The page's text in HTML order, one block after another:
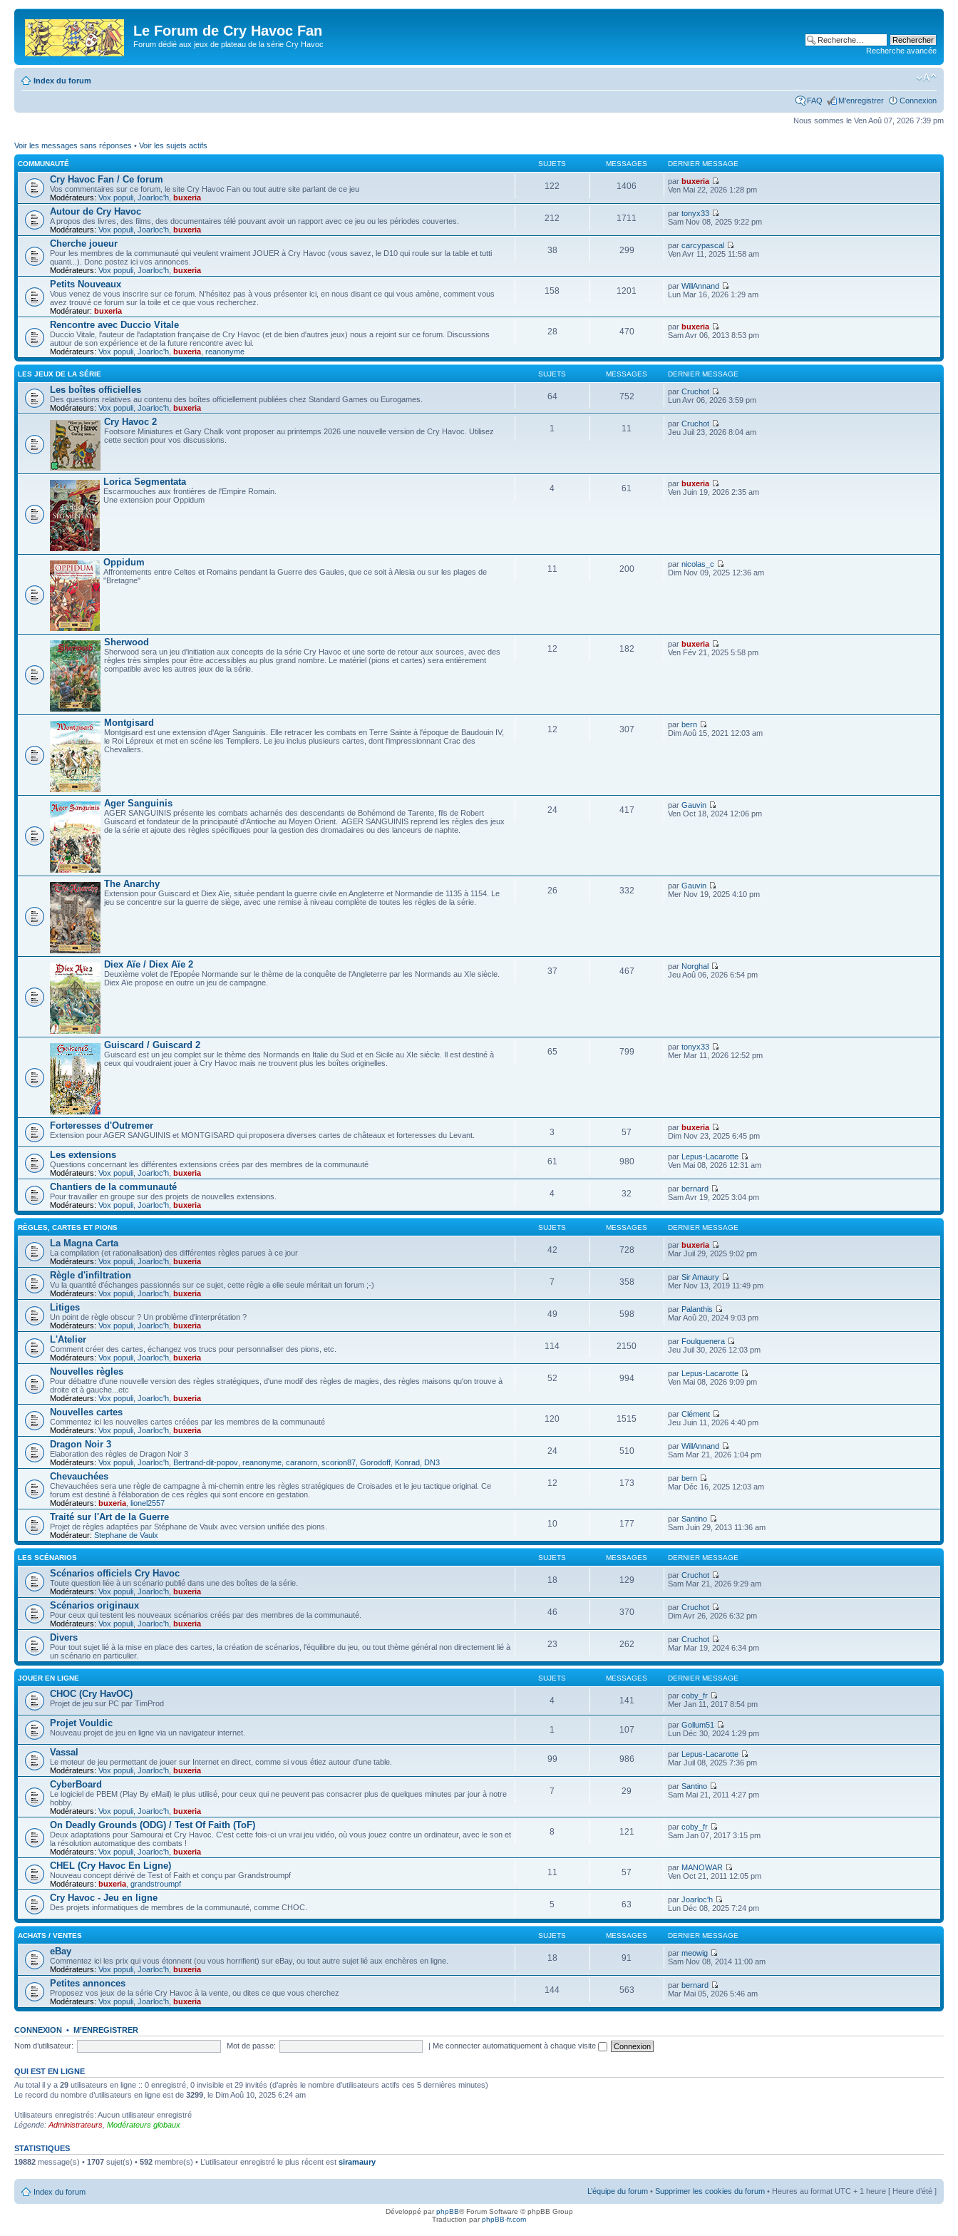
Le Forum de Cry Havoc Fan
Forum dédié aux jeux de plateau de la série Cry Havoc
Recherche avancée
Index du forum
FAQ M’enregistrer Connexion
Nous sommes le Ven Aoû 07, 2026 7:39 pm
Voir les messages sans réponses • Voir les sujets actifs
COMMUNAUTÉ SUJETS MESSAGES DERNIER MESSAGE
Cry Havoc Fan / Ce forum
Vos commentaires sur ce forum, le site Cry Havoc Fan ou tout autre site parlant de ce jeu
Modérateurs: Vox populi Joarloc'h buxeria
122 1406 parbuxeria
Ven Mai 22, 2026 1:28 pm
Autour de Cry Havoc
A propos des livres, des films, des documentaires télé pouvant avoir un rapport avec ce jeu ou les périodes couvertes.
Modérateurs: Vox populi Joarloc'h buxeria
212 1711 partonyx33
Sam Nov 08, 2025 9:22 pm
Cherche joueur
Pour les membres de la communauté qui veulent vraiment JOUER à Cry Havoc (vous savez, le D10 qui roule sur la table et tutti
quanti...). Donc postez ici vos annonces.
Modérateurs: Vox populi Joarloc'h buxeria
38 299 parcarcypascal
Ven Avr 11, 2025 11:58 am
Petits Nouveaux
Vous venez de vous inscrire sur ce forum. N'hésitez pas à vous présenter ici, en nous disant ce qui vous amène, comment vous
avez trouvé ce forum sur la toile et ce que vous recherchez.
Modérateur: buxeria
158 1201 parWillAnnand
Lun Mar 16, 2026 1:29 am
Rencontre avec Duccio Vitale
Duccio Vitale, l'auteur de l'adaptation française de Cry Havoc (et de bien d'autres jeux) nous a rejoint sur ce forum. Discussions
autour de son expérience et de la future rencontre avec lui.
Modérateurs: Vox populi Joarloc'h buxeria reanonyme
28 470 parbuxeria
Sam Avr 06, 2013 8:53 pm
LES JEUX DE LA SÉRIE SUJETS MESSAGES DERNIER MESSAGE
Les boîtes officielles
Des questions relatives au contenu des boîtes officiellement publiées chez Standard Games ou Eurogames.
Modérateurs: Vox populi Joarloc'h buxeria
64 752 parCruchot
Lun Avr 06, 2026 3:59 pm
Cry Havoc 2
Footsore Miniatures et Gary Chalk vont proposer au printemps 2026 une nouvelle version de Cry Havoc. Utilisez
cette section pour vos discussions.
1 11 parCruchot
Jeu Juil 23, 2026 8:04 am
Lorica Segmentata
Escarmouches aux frontières de l'Empire Romain.
Une extension pour Oppidum
4 61 parbuxeria
Ven Juin 19, 2026 2:35 am
Oppidum
Affrontements entre Celtes et Romains pendant la Guerre des Gaules, que ce soit à Alesia ou sur les plages de
"Bretagne"
11 200 parnicolas_c
Dim Nov 09, 2025 12:36 am
Sherwood
Sherwood sera un jeu d'initiation aux concepts de la série Cry Havoc et une sorte de retour aux sources, avec des
règles très simples pour être accessibles au plus grand nombre. Le matériel (pions et cartes) sera entièrement
compatible avec les autres jeux de la série.
12 182 parbuxeria
Ven Fév 21, 2025 5:58 pm
Montgisard
Montgisard est une extension d'Ager Sanguinis. Elle retracer les combats en Terre Sainte à l'époque de Baudouin IV,
le Roi Lépreux et met en scéne les Templiers. Le jeu inclus plusieurs cartes, dont l'impressionnant Crac des
Chevaliers.
12 307 parbern
Dim Aoû 15, 2021 12:03 am
Ager Sanguinis
AGER SANGUINIS présente les combats acharnés des descendants de Bohémond de Tarente, fils de Robert
Guiscard et fondateur de la principauté d'Antioche au Moyen Orient. AGER SANGUINIS reprend les règles des jeux
de la série et ajoute des règles spécifiques pour la gestion des dromadaires ou des lanceurs de naphte.
24 417 parGauvin
Ven Oct 18, 2024 12:06 pm
The Anarchy
Extension pour Guiscard et Diex Aïe, située pendant la guerre civile en Angleterre et Normandie de 1135 à 1154. Le
jeu se concentre sur la guerre de siège, avec une remise à niveau complète de toutes les règles de la série.
26 332 parGauvin
Mer Nov 19, 2025 4:10 pm
Diex Aïe / Diex Aïe 2
Deuxième volet de l'Epopée Normande sur le thème de la conquête de l'Angleterre par les Normands au XIe siècle.
Diex Aïe propose en outre un jeu de campagne.
37 467 par Norghal
Jeu Aoû 06, 2026 6:54 pm
Guiscard / Guiscard 2
Guiscard est un jeu complet sur le thème des Normands en Italie du Sud et en Sicile au XIe siècle. Il est destiné à
ceux qui voudraient jouer à Cry Havoc mais ne trouvent plus les boîtes originelles.
65 799 partonyx33
Mer Mar 11, 2026 12:52 pm
Forteresses d'Outremer
Extension pour AGER SANGUINIS et MONTGISARD qui proposera diverses cartes de châteaux et forteresses du Levant. 3 57 parbuxeria
Dim Nov 23, 2025 6:45 pm
Les extensions
Questions concernant les différentes extensions crées par des membres de la communauté
Modérateurs: Vox populi Joarloc'h buxeria
61 980 par Lepus-Lacarotte
Ven Mai 08, 2026 12:31 am
Chantiers de la communauté
Pour travailler en groupe sur des projets de nouvelles extensions.
Modérateurs: Vox populi Joarloc'h buxeria
4 32 parbernard
Sam Avr 19, 2025 3:04 pm
RÈGLES, CARTES ET PIONS SUJETS MESSAGES DERNIER MESSAGE
La Magna Carta
La compilation (et rationalisation) des différentes règles parues à ce jour
Modérateurs: Vox populi Joarloc'h buxeria
42 728 parbuxeria
Mar Juil 29, 2025 9:02 pm
Règle d'infiltration
Vu la quantité d'échanges passionnés sur ce sujet, cette règle a elle seule méritait un forum ;-)
Modérateurs: Vox populi Joarloc'h buxeria
7 358 parSir Amaury
Mer Nov 13, 2019 11:49 pm
Litiges
Un point de règle obscur ? Un problème d'interprétation ?
Modérateurs: Vox populi Joarloc'h buxeria
49 598 par Palanthis
Mar Aoû 20, 2024 9:03 pm
L'Atelier
Comment créer des cartes, échangez vos trucs pour personnaliser des pions, etc.
Modérateurs: Vox populi Joarloc'h buxeria
114 2150 par Foulquenera
Jeu Juil 30, 2026 12:03 pm
Nouvelles règles
Pour débattre d'une nouvelle version des règles stratégiques, d'une modif des règles de magies, des règles maisons qu'on trouve à
droite et à gauche...etc
Modérateurs: Vox populi Joarloc'h buxeria
52 994 par Lepus-Lacarotte
Ven Mai 08, 2026 9:09 pm
Nouvelles cartes
Commentez ici les nouvelles cartes créées par les membres de la communauté
Modérateurs: Vox populi Joarloc'h buxeria
120 1515 parClément
Jeu Juin 11, 2026 4:40 pm
Dragon Noir 3
Elaboration des règles de Dragon Noir 3
Modérateurs: Vox populi Joarloc'h Bertrand-dit-popov reanonyme caranorn scorion87 Gorodoff Konrad DN3
24 510 parWillAnnand
Sam Mar 21, 2026 1:04 pm
Chevauchées
Chevauchées sera une règle de campagne à mi-chemin entre les règles stratégiques de Croisades et le jeu tactique original. Ce
forum est destiné à l'élaboration de ces règles qui sont encore en gestation.
Modérateurs: buxeria lionel2557
12 173 parbern
Mar Déc 16, 2025 12:03 am
Traité sur l'Art de la Guerre
Projet de règles adaptées par Stéphane de Vaulx avec version unifiée des pions.
Modérateur: Stephane de Vaulx
10 177 parSantino
Sam Juin 29, 2013 11:36 am
LES SCÉNARIOS SUJETS MESSAGES DERNIER MESSAGE
Scénarios officiels Cry Havoc
Toute question liée à un scénario publié dans une des boîtes de la série.
Modérateurs: Vox populi Joarloc'h buxeria
18 129 parCruchot
Sam Mar 21, 2026 9:29 am
Scénarios originaux
Pour ceux qui testent les nouveaux scénarios créés par des membres de la communauté.
Modérateurs: Vox populi Joarloc'h buxeria
46 370 parCruchot
Dim Avr 26, 2026 6:32 pm
Divers
Pour tout sujet lié à la mise en place des cartes, la création de scénarios, l'équilibre du jeu, ou tout thème général non directement lié à
un scénario en particulier.
23 262 parCruchot
Mar Mar 19, 2024 6:34 pm
JOUER EN LIGNE SUJETS MESSAGES DERNIER MESSAGE
CHOC (Cry HavOC)
Projet de jeu sur PC par TimProd 4 141 parcoby_fr
Mer Jan 11, 2017 8:54 pm
Projet Vouldic
Nouveau projet de jeu en ligne via un navigateur internet. 1 107 parGollum51
Lun Déc 30, 2024 1:29 pm
Vassal
Le moteur de jeu permettant de jouer sur Internet en direct, comme si vous étiez autour d'une table.
Modérateurs: Vox populi Joarloc'h buxeria
99 986 par Lepus-Lacarotte
Mar Juil 08, 2025 7:36 pm
CyberBoard
Le logiciel de PBEM (Play By eMail) le plus utilisé, pour ceux qui ne peuvent pas consacrer plus de quelques minutes par jour à notre
hobby.
Modérateurs: Vox populi Joarloc'h buxeria
7 29 parSantino
Sam Mai 21, 2011 4:27 pm
On Deadly Grounds (ODG) / Test Of Faith (ToF)
Deux adaptations pour Samourai et Cry Havoc. C'est cette fois-ci un vrai jeu vidéo, où vous jouez contre un ordinateur, avec le son et
la résolution automatique des combats !
Modérateurs: Vox populi Joarloc'h buxeria
8 121 parcoby_fr
Sam Jan 07, 2017 3:15 pm
CHEL (Cry Havoc En Ligne)
Nouveau concept dérivé de Test of Faith et conçu par Grandstroumpf
Modérateurs: buxeria grandstroumpf
11 57 par MANOWAR
Ven Oct 21, 2011 12:05 pm
Cry Havoc - Jeu en ligne
Des projets informatiques de membres de la communauté, comme CHOC. 5 63 parJoarloc'h
Lun Déc 08, 2025 7:24 pm
ACHATS / VENTES SUJETS MESSAGES DERNIER MESSAGE
eBay
Commentez ici les prix qui vous étonnent (ou vous horrifient) sur eBay, ou tout autre sujet lié aux enchères en ligne.
Modérateurs: Vox populi Joarloc'h buxeria
18 91 parmeowig
Sam Nov 08, 2014 11:00 am
Petites annonces
Proposez vos jeux de la série Cry Havoc à la vente, ou dites ce que vous cherchez
Modérateurs: Vox populi Joarloc'h buxeria
144 563 parbernard
Mar Mai 05, 2026 5:46 am
CONNEXION • M’ENREGISTRER
Nom d’utilisateur:
Mot de passe: | Me connecter automatiquement à chaque visite
QUI EST EN LIGNE
Au total il y a 29 utilisateurs en ligne :: 0 enregistré, 0 invisible et 29 invités (d’après le nombre d’utilisateurs actifs ces 5 dernières minutes)
Le record du nombre d’utilisateurs en ligne est de 3299 , le Dim Aoû 10, 2025 6:24 am
Utilisateurs enregistrés: Aucun utilisateur enregistré
Légende: Administrateurs Modérateurs globaux
STATISTIQUES
19882 message(s) • 1707 sujet(s) • 592 membre(s) • L’utilisateur enregistré le plus récent est siramaury
Index du forum L’équipe du forum • Supprimer les cookies du forum • Heures au format UTC + 1 heure [ Heure d’été ]
Développé parphpBB® Forum Software © phpBB Group
Traduction parphpBB-fr.com